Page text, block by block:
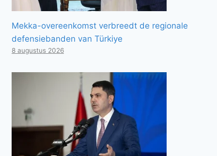
Mekka-overeenkomst verbreedt de regionale
defensiebanden van Türkiye
8 augustus 2026